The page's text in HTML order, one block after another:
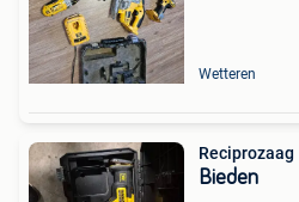
Wetteren
Reciprozaag
Bieden